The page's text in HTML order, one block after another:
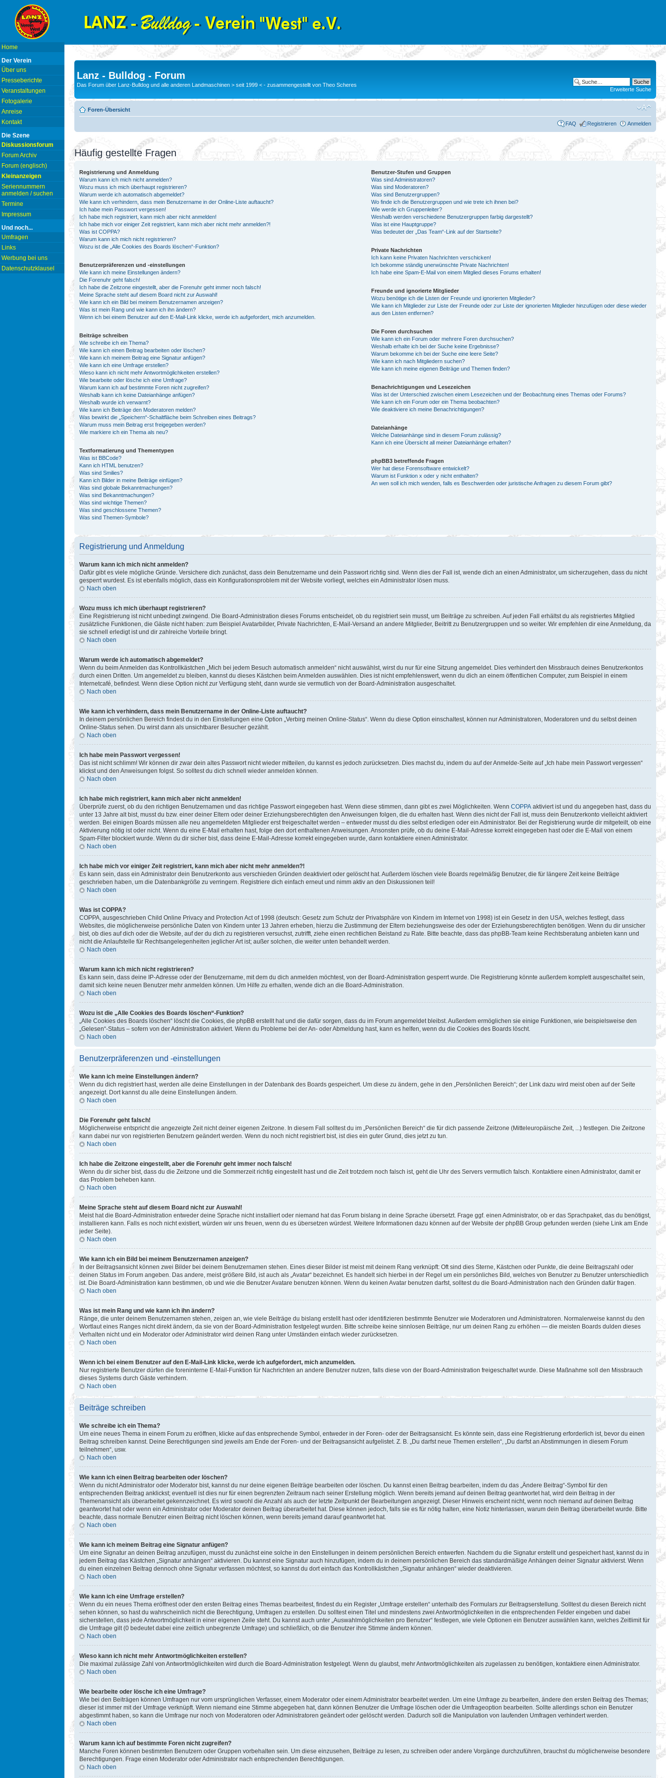
Home
Der Verein
Über uns
Presseberichte
Veranstaltungen
Fotogalerie
Anreise
Kontakt
Die Szene
Diskussionsforum
Forum Archiv
Forum (englisch)
Kleinanzeigen
Seriennummern
anmelden / suchen
Termine
Impressum
Und noch...
Umfragen
Links
Werbung bei uns
Datenschutzklausel
Lanz - Bulldog - Forum
Das Forum über Lanz-Bulldog und alle anderen Landmaschinen > seit 1999 < - zusammengestellt von Theo Scheres
Erweiterte Suche
Foren-Übersicht
FAQ Registrieren Anmelden
Häufig gestellte Fragen
Registrierung und Anmeldung
Warum kann ich mich nicht anmelden?
Wozu muss ich mich überhaupt registrieren?
Warum werde ich automatisch abgemeldet?
Wie kann ich verhindern, dass mein Benutzername in der Online-Liste auftaucht?
Ich habe mein Passwort vergessen!
Ich habe mich registriert, kann mich aber nicht anmelden!
Ich habe mich vor einiger Zeit registriert, kann mich aber nicht mehr anmelden?!
Was ist COPPA?
Warum kann ich mich nicht registrieren?
Wozu ist die „Alle Cookies des Boards löschen“-Funktion?
Benutzerpräferenzen und -einstellungen
Wie kann ich meine Einstellungen ändern?
Die Forenuhr geht falsch!
Ich habe die Zeitzone eingestellt, aber die Forenuhr geht immer noch falsch!
Meine Sprache steht auf diesem Board nicht zur Auswahl!
Wie kann ich ein Bild bei meinem Benutzernamen anzeigen?
Was ist mein Rang und wie kann ich ihn ändern?
Wenn ich bei einem Benutzer auf den E-Mail-Link klicke, werde ich aufgefordert, mich anzumelden.
Beiträge schreiben
Wie schreibe ich ein Thema?
Wie kann ich einen Beitrag bearbeiten oder löschen?
Wie kann ich meinem Beitrag eine Signatur anfügen?
Wie kann ich eine Umfrage erstellen?
Wieso kann ich nicht mehr Antwortmöglichkeiten erstellen?
Wie bearbeite oder lösche ich eine Umfrage?
Warum kann ich auf bestimmte Foren nicht zugreifen?
Weshalb kann ich keine Dateianhänge anfügen?
Weshalb wurde ich verwarnt?
Wie kann ich Beiträge den Moderatoren melden?
Was bewirkt die „Speichern“-Schaltfläche beim Schreiben eines Beitrags?
Warum muss mein Beitrag erst freigegeben werden?
Wie markiere ich ein Thema als neu?
Textformatierung und Thementypen
Was ist BBCode?
Kann ich HTML benutzen?
Was sind Smilies?
Kann ich Bilder in meine Beiträge einfügen?
Was sind globale Bekanntmachungen?
Was sind Bekanntmachungen?
Was sind wichtige Themen?
Was sind geschlossene Themen?
Was sind Themen-Symbole?
Benutzer-Stufen und Gruppen
Was sind Administratoren?
Was sind Moderatoren?
Was sind Benutzergruppen?
Wo finde ich die Benutzergruppen und wie trete ich ihnen bei?
Wie werde ich Gruppenleiter?
Weshalb werden verschiedene Benutzergruppen farbig dargestellt?
Was ist eine Hauptgruppe?
Was bedeutet der „Das Team“-Link auf der Startseite?
Private Nachrichten
Ich kann keine Privaten Nachrichten verschicken!
Ich bekomme ständig unerwünschte Private Nachrichten!
Ich habe eine Spam-E-Mail von einem Mitglied dieses Forums erhalten!
Freunde und ignorierte Mitglieder
Wozu benötige ich die Listen der Freunde und ignorierten Mitglieder?
Wie kann ich Mitglieder zur Liste der Freunde oder zur Liste der ignorierten Mitglieder hinzufügen oder diese wieder
aus den Listen entfernen?
Die Foren durchsuchen
Wie kann ich ein Forum oder mehrere Foren durchsuchen?
Weshalb erhalte ich bei der Suche keine Ergebnisse?
Warum bekomme ich bei der Suche eine leere Seite?
Wie kann ich nach Mitgliedern suchen?
Wie kann ich meine eigenen Beiträge und Themen finden?
Benachrichtigungen und Lesezeichen
Was ist der Unterschied zwischen einem Lesezeichen und der Beobachtung eines Themas oder Forums?
Wie kann ich ein Forum oder ein Thema beobachten?
Wie deaktiviere ich meine Benachrichtigungen?
Dateianhänge
Welche Dateianhänge sind in diesem Forum zulässig?
Kann ich eine Übersicht all meiner Dateianhänge erhalten?
phpBB3 betreffende Fragen
Wer hat diese Forensoftware entwickelt?
Warum ist Funktion x oder y nicht enthalten?
An wen soll ich mich wenden, falls es Beschwerden oder juristische Anfragen zu diesem Forum gibt?
Registrierung und Anmeldung
Warum kann ich mich nicht anmelden?
Dafür gibt es viele mögliche Gründe. Versichere dich zunächst, dass dein Benutzername und dein Passwort richtig sind. Wenn dies der Fall ist, wende dich an einen Administrator, um sicherzugehen, dass du nicht
gesperrt wurdest. Es ist ebenfalls möglich, dass ein Konfigurationsproblem mit der Website vorliegt, welches ein Administrator lösen muss.
Nach oben
Wozu muss ich mich überhaupt registrieren?
Eine Registrierung ist nicht unbedingt zwingend. Die Board-Administration dieses Forums entscheidet, ob du registriert sein musst, um Beiträge zu schreiben. Auf jeden Fall erhältst du als registriertes Mitglied
zusätzliche Funktionen, die Gäste nicht haben: zum Beispiel Avatarbilder, Private Nachrichten, E-Mail-Versand an andere Mitglieder, Beitritt zu Benutzergruppen und so weiter. Wir empfehlen dir eine Anmeldung, da
sie schnell erledigt ist und dir zahlreiche Vorteile bringt.
Nach oben
Warum werde ich automatisch abgemeldet?
Wenn du beim Anmelden das Kontrollkästchen „Mich bei jedem Besuch automatisch anmelden“ nicht auswählst, wirst du nur für eine Sitzung angemeldet. Dies verhindert den Missbrauch deines Benutzerkontos
durch einen Dritten. Um angemeldet zu bleiben, kannst du dieses Kästchen beim Anmelden auswählen. Dies ist nicht empfehlenswert, wenn du dich an einem öffentlichen Computer, zum Beispiel in einem
Internetcafé, befindest. Wenn diese Option nicht zur Verfügung steht, dann wurde sie vermutlich von der Board-Administration ausgeschaltet.
Nach oben
Wie kann ich verhindern, dass mein Benutzername in der Online-Liste auftaucht?
In deinem persönlichen Bereich findest du in den Einstellungen eine Option „Verbirg meinen Online-Status“. Wenn du diese Option einschaltest, können nur Administratoren, Moderatoren und du selbst deinen
Online-Status sehen. Du wirst dann als unsichtbarer Besucher gezählt.
Nach oben
Ich habe mein Passwort vergessen!
Das ist nicht schlimm! Wir können dir zwar dein altes Passwort nicht wieder mitteilen, du kannst es jedoch zurücksetzen. Dies machst du, indem du auf der Anmelde-Seite auf „Ich habe mein Passwort vergessen“
klickst und den Anweisungen folgst. So solltest du dich schnell wieder anmelden können.
Nach oben
Ich habe mich registriert, kann mich aber nicht anmelden!
Überprüfe zuerst, ob du den richtigen Benutzernamen und das richtige Passwort eingegeben hast. Wenn diese stimmen, dann gibt es zwei Möglichkeiten. Wenn COPPA aktiviert ist und du angegeben hast, dass du
unter 13 Jahre alt bist, musst du bzw. einer deiner Eltern oder deiner Erziehungsberechtigten den Anweisungen folgen, die du erhalten hast. Wenn dies nicht der Fall ist, muss dein Benutzerkonto vielleicht aktiviert
werden. Bei einigen Boards müssen alle neu angemeldeten Mitglieder erst freigeschaltet werden – entweder musst du dies selbst erledigen oder ein Administrator. Bei der Registrierung wurde dir mitgeteilt, ob eine
Aktivierung nötig ist oder nicht. Wenn du eine E-Mail erhalten hast, folge den dort enthaltenen Anweisungen. Ansonsten prüfe, ob du deine E-Mail-Adresse korrekt eingegeben hast oder die E-Mail von einem
Spam-Filter blockiert wurde. Wenn du dir sicher bist, dass deine E-Mail-Adresse korrekt eingegeben wurde, dann kontaktiere einen Administrator.
Nach oben
Ich habe mich vor einiger Zeit registriert, kann mich aber nicht mehr anmelden?!
Es kann sein, dass ein Administrator dein Benutzerkonto aus verschieden Gründen deaktiviert oder gelöscht hat. Außerdem löschen viele Boards regelmäßig Benutzer, die für längere Zeit keine Beiträge
geschrieben haben, um die Datenbankgröße zu verringern. Registriere dich einfach erneut und nimm aktiv an den Diskussionen teil!
Nach oben
Was ist COPPA?
COPPA, ausgeschrieben Child Online Privacy and Protection Act of 1998 (deutsch: Gesetz zum Schutz der Privatsphäre von Kindern im Internet von 1998) ist ein Gesetz in den USA, welches festlegt, dass
Websites, die möglicherweise persönliche Daten von Kindern unter 13 Jahren erheben, hierzu die Zustimmung der Eltern beziehungsweise des oder der Erziehungsberechtigten benötigen. Wenn du dir unsicher
bist, ob dies auf dich oder die Website, auf der du dich zu registrieren versuchst, zutrifft, ziehe einen rechtlichen Beistand zu Rate. Bitte beachte, dass das phpBB-Team keine Rechtsberatung anbieten kann und
nicht die Anlaufstelle für Rechtsangelegenheiten jeglicher Art ist; außer solchen, die weiter unten behandelt werden.
Nach oben
Warum kann ich mich nicht registrieren?
Es kann sein, dass deine IP-Adresse oder der Benutzername, mit dem du dich anmelden möchtest, von der Board-Administration gesperrt wurde. Die Registrierung könnte außerdem komplett ausgeschaltet sein,
damit sich keine neuen Benutzer mehr anmelden können. Um Hilfe zu erhalten, wende dich an die Board-Administration.
Nach oben
Wozu ist die „Alle Cookies des Boards löschen“-Funktion?
„Alle Cookies des Boards löschen“ löscht die Cookies, die phpBB erstellt hat und die dafür sorgen, dass du im Forum angemeldet bleibst. Außerdem ermöglichen sie einige Funktionen, wie beispielsweise den
„Gelesen“-Status – sofern von der Administration aktiviert. Wenn du Probleme bei der An- oder Abmeldung hast, kann es helfen, wenn du die Cookies des Boards löscht.
Nach oben
Benutzerpräferenzen und -einstellungen
Wie kann ich meine Einstellungen ändern?
Wenn du dich registriert hast, werden alle deine Einstellungen in der Datenbank des Boards gespeichert. Um diese zu ändern, gehe in den „Persönlichen Bereich“; der Link dazu wird meist oben auf der Seite
angezeigt. Dort kannst du alle deine Einstellungen ändern.
Nach oben
Die Forenuhr geht falsch!
Möglicherweise entspricht die angezeigte Zeit nicht deiner eigenen Zeitzone. In diesem Fall solltest du im „Persönlichen Bereich“ die für dich passende Zeitzone (Mitteleuropäische Zeit, ...) festlegen. Die Zeitzone
kann dabei nur von registrierten Benutzern geändert werden. Wenn du noch nicht registriert bist, ist dies ein guter Grund, dies jetzt zu tun.
Nach oben
Ich habe die Zeitzone eingestellt, aber die Forenuhr geht immer noch falsch!
Wenn du dir sicher bist, dass du die Zeitzone und die Sommerzeit richtig eingestellt hast und die Zeit trotzdem noch falsch ist, geht die Uhr des Servers vermutlich falsch. Kontaktiere einen Administrator, damit er
das Problem beheben kann.
Nach oben
Meine Sprache steht auf diesem Board nicht zur Auswahl!
Meist hat die Board-Administration entweder deine Sprache nicht installiert oder niemand hat das Forum bislang in deine Sprache übersetzt. Frage ggf. einen Administrator, ob er das Sprachpaket, das du benötigst,
installieren kann. Falls es noch nicht existiert, würden wir uns freuen, wenn du es übersetzen würdest. Weitere Informationen dazu können auf der Website der phpBB Group gefunden werden (siehe Link am Ende
jeder Seite).
Nach oben
Wie kann ich ein Bild bei meinem Benutzernamen anzeigen?
In der Beitragsansicht können zwei Bilder bei deinem Benutzernamen stehen. Eines dieser Bilder ist meist mit deinem Rang verknüpft: Oft sind dies Sterne, Kästchen oder Punkte, die deine Beitragszahl oder
deinen Status im Forum angeben. Das andere, meist größere Bild, ist auch als „Avatar“ bezeichnet. Es handelt sich hierbei in der Regel um ein persönliches Bild, welches von Benutzer zu Benutzer unterschiedlich
ist. Die Board-Administration kann bestimmen, ob und wie die Benutzer Avatare benutzen können. Wenn du keinen Avatar benutzen darfst, solltest du die Board-Administration nach den Gründen dafür fragen.
Nach oben
Was ist mein Rang und wie kann ich ihn ändern?
Ränge, die unter deinem Benutzernamen stehen, zeigen an, wie viele Beiträge du bislang erstellt hast oder identifizieren bestimmte Benutzer wie Moderatoren und Administratoren. Normalerweise kannst du den
Wortlaut eines Ranges nicht direkt ändern, da sie von der Board-Administration festgelegt wurden. Bitte schreibe keine sinnlosen Beiträge, nur um deinen Rang zu erhöhen — die meisten Boards dulden dieses
Verhalten nicht und ein Moderator oder Administrator wird deinen Rang unter Umständen einfach wieder zurücksetzen.
Nach oben
Wenn ich bei einem Benutzer auf den E-Mail-Link klicke, werde ich aufgefordert, mich anzumelden.
Nur registrierte Benutzer dürfen die foreninterne E-Mail-Funktion für Nachrichten an andere Benutzer nutzen, falls diese von der Board-Administration freigeschaltet wurde. Diese Maßnahme soll den Missbrauch
dieses Systems durch Gäste verhindern.
Nach oben
Beiträge schreiben
Wie schreibe ich ein Thema?
Um eine neues Thema in einem Forum zu eröffnen, klicke auf das entsprechende Symbol, entweder in der Foren- oder der Beitragsansicht. Es könnte sein, dass eine Registrierung erforderlich ist, bevor du einen
Beitrag schreiben kannst. Deine Berechtigungen sind jeweils am Ende der Foren- und der Beitragsansicht aufgelistet. Z. B. „Du darfst neue Themen erstellen“, „Du darfst an Abstimmungen in diesem Forum
teilnehmen“, usw.
Nach oben
Wie kann ich einen Beitrag bearbeiten oder löschen?
Wenn du nicht Administrator oder Moderator bist, kannst du nur deine eigenen Beiträge bearbeiten oder löschen. Du kannst einen Beitrag bearbeiten, indem du das „Ändere Beitrag“-Symbol für den
entsprechenden Beitrag anklickst; eventuell ist dies nur für einen begrenzten Zeitraum nach seiner Erstellung möglich. Wenn bereits jemand auf deinen Beitrag geantwortet hat, wird dein Beitrag in der
Themenansicht als überarbeitet gekennzeichnet. Es wird sowohl die Anzahl als auch der letzte Zeitpunkt der Bearbeitungen angezeigt. Dieser Hinweis erscheint nicht, wenn noch niemand auf deinen Beitrag
geantwortet hat oder wenn ein Administrator oder Moderator deinen Beitrag überarbeitet hat. Diese können jedoch, falls sie es für nötig halten, eine Notiz hinterlassen, warum dein Beitrag überarbeitet wurde. Bitte
beachte, dass normale Benutzer einen Beitrag nicht löschen können, wenn bereits jemand darauf geantwortet hat.
Nach oben
Wie kann ich meinem Beitrag eine Signatur anfügen?
Um eine Signatur an deinen Beitrag anzufügen, musst du zunächst eine solche in den Einstellungen in deinem persönlichen Bereich entwerfen. Nachdem du die Signatur erstellt und gespeichert hast, kannst du in
jedem Beitrag das Kästchen „Signatur anhängen“ aktivieren. Du kannst eine Signatur auch hinzufügen, indem du in deinem persönlichen Bereich das standardmäßige Anhängen deiner Signatur aktivierst. Wenn
du einen einzelnen Beitrag dennoch ohne Signatur verfassen möchtest, so kannst du dort einfach das Kontrollkästchen „Signatur anhängen“ wieder deaktivieren.
Nach oben
Wie kann ich eine Umfrage erstellen?
Wenn du ein neues Thema eröffnest oder den ersten Beitrag eines Themas bearbeitest, findest du ein Register „Umfrage erstellen“ unterhalb des Formulars zur Beitragserstellung. Solltest du diesen Bereich nicht
sehen können, so hast du wahrscheinlich nicht die Berechtigung, Umfragen zu erstellen. Du solltest einen Titel und mindestens zwei Antwortmöglichkeiten in die entsprechenden Felder eingeben und dabei
sicherstellen, dass jede Antwortmöglichkeit in einer eigenen Zeile steht. Du kannst auch unter „Auswahlmöglichkeiten pro Benutzer“ festlegen, wie viele Optionen ein Benutzer auswählen kann, welches Zeitlimit für
die Umfrage gilt (0 bedeutet dabei eine zeitlich unbegrenzte Umfrage) und schließlich, ob die Benutzer ihre Stimme ändern können.
Nach oben
Wieso kann ich nicht mehr Antwortmöglichkeiten erstellen?
Die maximal zulässige Zahl von Antwortmöglichkeiten wird durch die Board-Administration festgelegt. Wenn du glaubst, mehr Antwortmöglichkeiten als zugelassen zu benötigen, kontaktiere einen Administrator.
Nach oben
Wie bearbeite oder lösche ich eine Umfrage?
Wie bei den Beiträgen können Umfragen nur vom ursprünglichen Verfasser, einem Moderator oder einem Administrator bearbeitet werden. Um eine Umfrage zu bearbeiten, ändere den ersten Beitrag des Themas;
dieser ist immer mit der Umfrage verknüpft. Wenn niemand eine Stimme abgegeben hat, dann können Benutzer die Umfrage löschen oder die Umfrageoption bearbeiten. Sollte allerdings schon ein Benutzer
abgestimmt haben, so kann die Umfrage nur noch von Moderatoren oder Administratoren geändert oder gelöscht werden. Dadurch soll die Manipulation von laufenden Umfragen verhindert werden.
Nach oben
Warum kann ich auf bestimmte Foren nicht zugreifen?
Manche Foren können bestimmten Benutzern oder Gruppen vorbehalten sein. Um diese einzusehen, Beiträge zu lesen, zu schreiben oder andere Vorgänge durchzuführen, brauchst du möglicherweise besondere
Berechtigungen. Frage einen Moderator oder Administrator nach entsprechenden Berechtigungen.
Nach oben